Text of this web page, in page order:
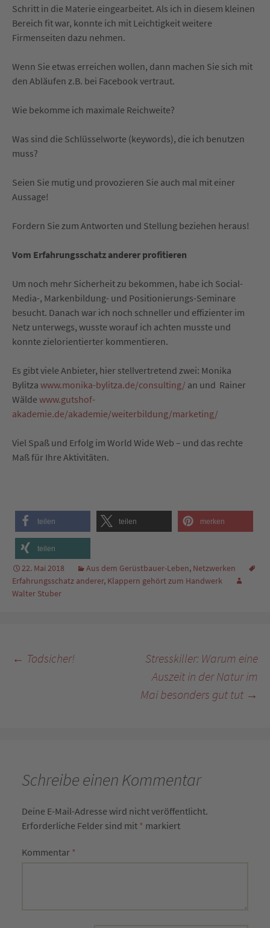
Schritt in die Materie eingearbeitet. Als ich in diesem kleinen
Bereich fit war, konnte ich mit Leichtigkeit weitere
Firmenseiten dazu nehmen.
Wenn Sie etwas erreichen wollen, dann machen Sie sich mit
den Abläufen z.B. bei Facebook vertraut.
Wie bekomme ich maximale Reichweite?
Was sind die Schlüsselworte (keywords), die ich benutzen
muss?
Seien Sie mutig und provozieren Sie auch mal mit einer
Aussage!
Fordern Sie zum Antworten und Stellung beziehen heraus!
Vom Erfahrungsschatz anderer profitieren
Um noch mehr Sicherheit zu bekommen, habe ich Social-
Media-, Markenbildung- und Positionierungs-Seminare
besucht. Danach war ich noch schneller und effizienter im
Netz unterwegs, wusste worauf ich achten musste und
konnte zielorientierter kommentieren.
Es gibt viele Anbieter, hier stellvertretend zwei: Monika
Bylitza www.monika-bylitza.de/consulting/ an und Rainer
Wälde www.gutshof-
akademie.de/akademie/weiterbildung/marketing/
Viel Spaß und Erfolg im World Wide Web – und das rechte
Maß für Ihre Aktivitäten.
teilen teilen merken
teilen
22. Mai 2018 Aus dem Gerüstbauer-Leben, Netzwerken
Erfahrungsschatz anderer, Klappern gehört zum Handwerk
Walter Stuber
Beitragsnavigation
← Todsicher!
Stresskiller: Warum eine
Auszeit in der Natur im
Mai besonders gut tut →
Schreibe einen Kommentar
Deine E-Mail-Adresse wird nicht veröffentlicht.
Erforderliche Felder sind mit * markiert
Kommentar *